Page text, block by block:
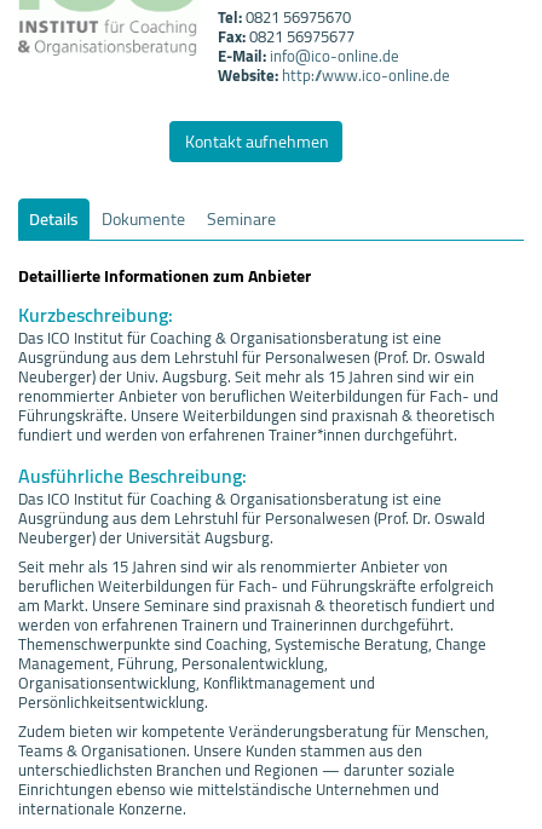
Tel:0821 56975670
Fax:0821 56975677
E-Mail:info@ico-online.de
Website:http://www.ico-online.de
Kontakt aufnehmen
Details Dokumente
Seminare
Detaillierte Informationen zum Anbieter
Kurzbeschreibung:
Das ICO Institut für Coaching & Organisationsberatung ist eine
Ausgründung aus dem Lehrstuhl für Personalwesen (Prof. Dr. Oswald
Neuberger) der Univ. Augsburg. Seit mehr als 15 Jahren sind wir ein
renommierter Anbieter von beruflichen Weiterbildungen für Fach- und
Führungskräfte. Unsere Weiterbildungen sind praxisnah & theoretisch
fundiert und werden von erfahrenen Trainer*innen durchgeführt.
Ausführliche Beschreibung:
Das ICO Institut für Coaching & Organisationsberatung ist eine
Ausgründung aus dem Lehrstuhl für Personalwesen (Prof. Dr. Oswald
Neuberger) der Universität Augsburg.
Seit mehr als 15 Jahren sind wir als renommierter Anbieter von
beruflichen Weiterbildungen für Fach- und Führungskräfte erfolgreich
am Markt. Unsere Seminare sind praxisnah & theoretisch fundiert und
werden von erfahrenen Trainern und Trainerinnen durchgeführt.
Themenschwerpunkte sind Coaching, Systemische Beratung, Change
Management, Führung, Personalentwicklung,
Organisationsentwicklung, Konfliktmanagement und
Persönlichkeitsentwicklung.
Zudem bieten wir kompetente Veränderungsberatung für Menschen,
Teams & Organisationen. Unsere Kunden stammen aus den
unterschiedlichsten Branchen und Regionen — darunter soziale
Einrichtungen ebenso wie mittelständische Unternehmen und
internationale Konzerne.